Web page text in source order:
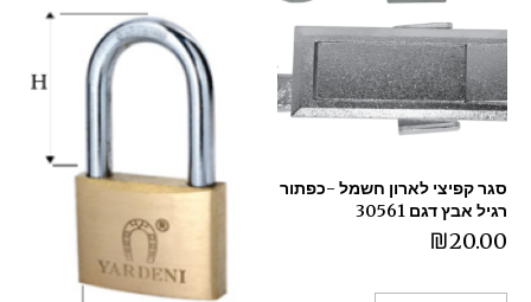
סגר קפיצי לארון חשמל -כפתור
רגיל אבץ דגם 30561
₪20.00